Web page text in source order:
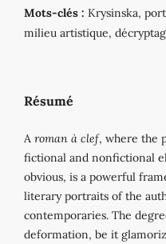
Mots-clés : Krysinska,
milieu artistique,
Résumé
A roman à clef, where the
fictional and nonfictional
obvious, is a powerful
literary portraits of the
contemporaries. The
deformation, be it